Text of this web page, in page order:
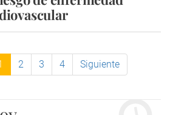
2 3 4 Siguiente